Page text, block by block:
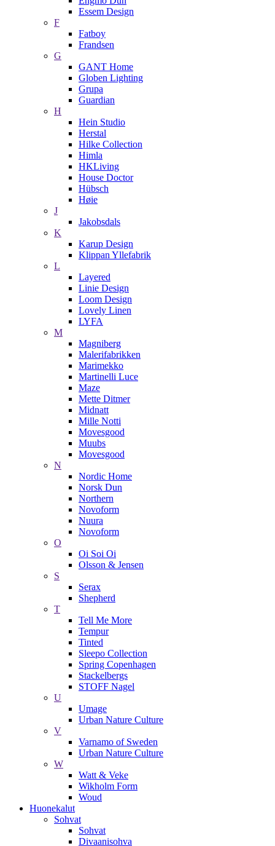
Essem Design
F
Fatboy
Frandsen
G
GANT Home
Globen Lighting
Grupa
Guardian
H
Hein Studio
Herstal
Hilke Collection
Himla
HKLiving
House Doctor
Hübsch
Høie
J
Jakobsdals
K
Karup Design
Klippan Yllefabrik
L
Layered
Linie Design
Loom Design
Lovely Linen
LYFA
M
Magniberg
Malerifabrikken
Marimekko
Martinelli Luce
Maze
Mette Ditmer
Midnatt
Mille Notti
Movesgood
Muubs
Movesgood
N
Nordic Home
Norsk Dun
Northern
Novoform
Nuura
Novoform
O
Oi Soi Oi
Olsson & Jensen
S
Serax
Shepherd
T
Tell Me More
Tempur
Tinted
Sleepo Collection
Spring Copenhagen
Stackelbergs
STOFF Nagel
U
Umage
Urban Nature Culture
V
Varnamo of Sweden
Urban Nature Culture
W
Watt & Veke
Wikholm Form
Woud
Huonekalut
Sohvat
Sohvat
Divaanisohva